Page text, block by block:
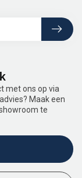
met ons op via
Maak een
te